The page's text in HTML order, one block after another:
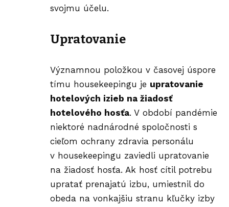
svojmu účelu.
Upratovanie
Významnou položkou v časovej úspore
tímu housekeepingu je upratovanie
hotelových izieb na žiadosť
hotelového hosťa. V období pandémie
niektoré nadnárodné spoločnosti s
cieľom ochrany zdravia personálu
v housekeepingu zaviedli upratovanie
na žiadosť hosťa. Ak hosť cítil potrebu
upratať prenajatú izbu, umiestnil do
obeda na vonkajšiu stranu kľučky izby